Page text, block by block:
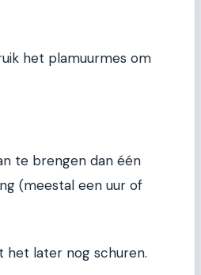
het plamuurmes om
te brengen dan één
(meestal een uur of
het later nog schuren.